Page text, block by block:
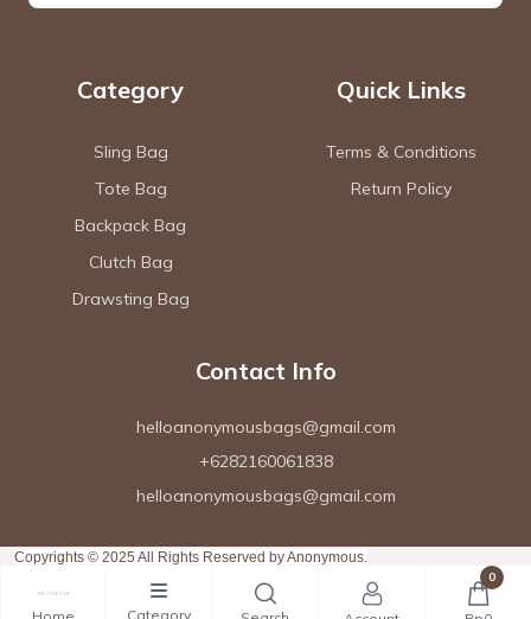
Category
Sling Bag
Tote Bag
Backpack Bag
Clutch Bag
Drawsting Bag
Quick Links
Terms & Conditions
Return Policy
Contact Info
helloanonymousbags@gmail.com
+6282160061838
helloanonymousbags@gmail.com
Copyrights © 2025 All Rights Reserved by Anonymous.
Home Category
0